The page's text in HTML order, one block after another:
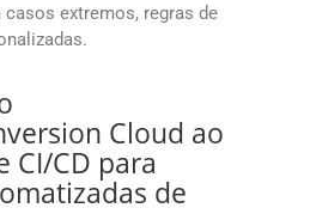
extremos, regras de
Cloud ao
CI/CD para
de